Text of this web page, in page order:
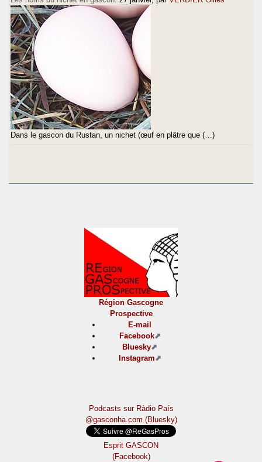
Dans le gascon du Rustan, un nichet (œuf en plâtre que (…)
Région Gascogne
Prospective
E-mail
Facebook
Bluesky
Instagram
Podcasts sur Ràdio País
@gasconha.com (Bluesky)
Esprit GASCON
(Facebook)